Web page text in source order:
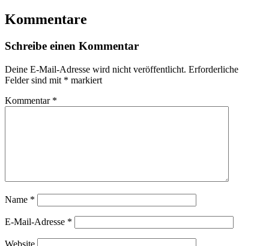
Kommentare
Schreibe einen Kommentar
Deine E-Mail-Adresse wird nicht veröffentlicht. Erforderliche
Felder sind mit * markiert
Kommentar *
Name *
E-Mail-Adresse *
Website